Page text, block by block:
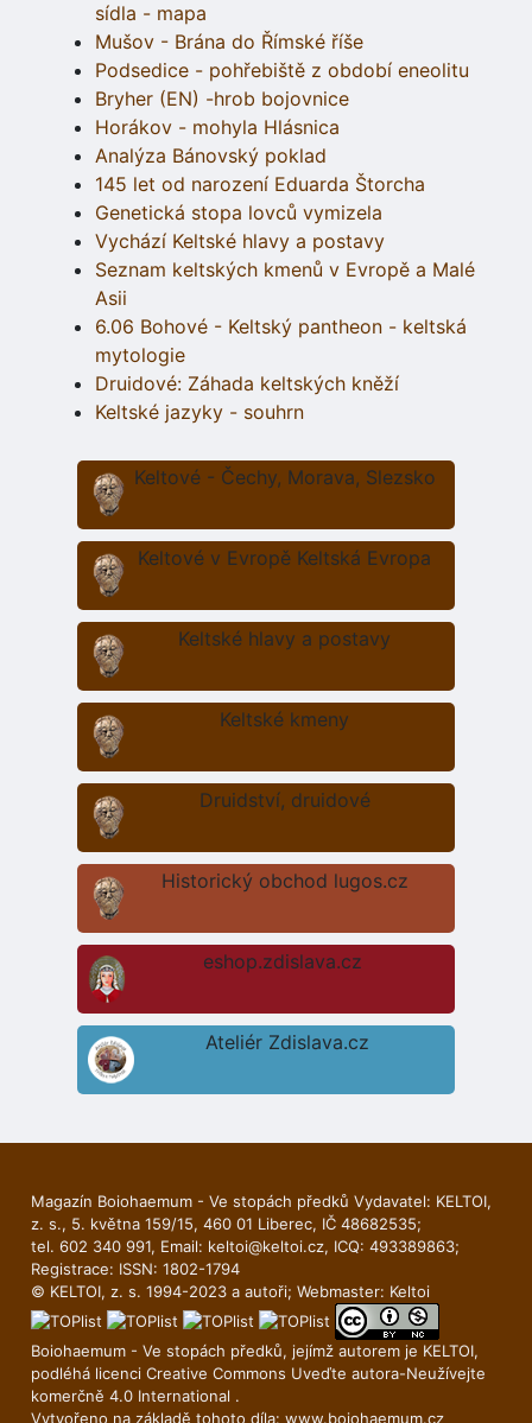
sídla - mapa
Mušov - Brána do Římské říše
Podsedice - pohřebiště z období eneolitu
Bryher (EN) -hrob bojovnice
Horákov - mohyla Hlásnica
Analýza Bánovský poklad
145 let od narození Eduarda Štorcha
Genetická stopa lovců vymizela
Vychází Keltské hlavy a postavy
Seznam keltských kmenů v Evropě a Malé
Asii
6.06 Bohové - Keltský pantheon - keltská
mytologie
Druidové: Záhada keltských kněží
Keltské jazyky - souhrn
Keltové - Čechy, Morava, Slezsko
Keltové v Evropě Keltská Evropa
Keltské hlavy a postavy
Keltské kmeny
Druidství, druidové
Historický obchod lugos.cz
eshop.zdislava.cz
Ateliér Zdislava.cz
Magazín Boiohaemum - Ve stopách předků Vydavatel: KELTOI,
z. s., 5. května 159/15, 460 01 Liberec, IČ 48682535;
tel. 602 340 991, Email: keltoi@keltoi.cz, ICQ: 493389863;
Registrace: ISSN: 1802-1794
© KELTOI, z. s. 1994-2023 a autoři; Webmaster: Keltoi
Boiohaemum - Ve stopách předků, jejímž autorem je KELTOI,
podléhá licenci Creative Commons Uveďte autora-Neuží­vejte
komerčně 4.0 International .
Vytvořeno na základě tohoto díla: www.boiohaemum.cz